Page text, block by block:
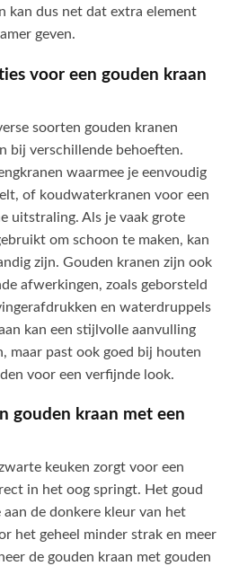
kan dus net dat extra element
geven.
voor een gouden kraan
soorten gouden kranen
bij verschillende behoeften.
waarmee je eenvoudig
of koudwaterkranen voor een
uitstraling. Als je vaak grote
om schoon te maken, kan
zijn. Gouden kranen zijn ook
afwerkingen, zoals geborsteld
en waterdruppels
kan een stijlvolle aanvulling
maar past ook goed bij houten
voor een verfijnde look.
gouden kraan met een
keuken zorgt voor een
in het oog springt. Het goud
de donkere kleur van het
het geheel minder strak en meer
de gouden kraan met gouden